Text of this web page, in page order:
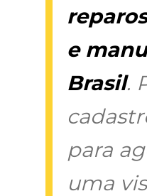
e
Brasil.
para
uma